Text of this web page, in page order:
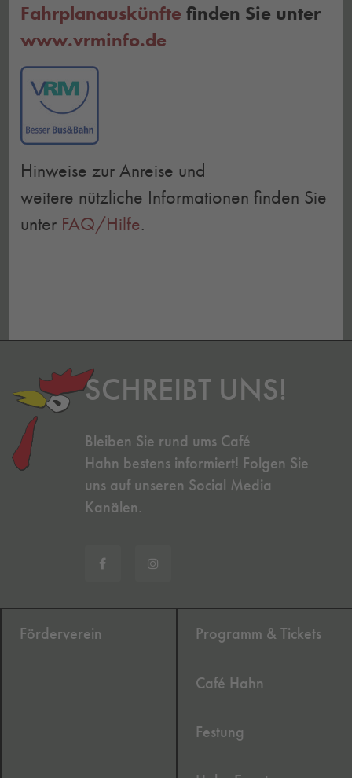
Fahrplanauskünfte finden Sie unter
www.vrminfo.de
Hinweise zur Anreise und
weitere nützliche Informationen finden Sie
unter FAQ/Hilfe.
SCHREIBT UNS!
Bleiben Sie rund ums Café
Hahn bestens informiert! Folgen Sie
uns auf unseren Social Media
Kanälen.
Förderverein Programm & Tickets
Café Hahn
Festung